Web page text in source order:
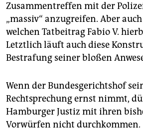
Zusammentreffen mit der
„massiv“ anzugreifen. Aber
welchen Tatbeitrag Fabio V.
Letztlich läuft auch diese
Bestrafung seiner bloßen
Wenn der Bundesgerichtshof
Rechtsprechung ernst nimmt,
Hamburger Justiz mit ihren
Vorwürfen nicht durchkommen.